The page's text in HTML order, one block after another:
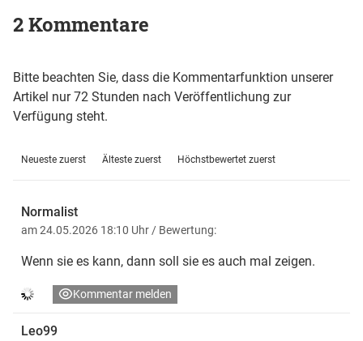
2 Kommentare
Bitte beachten Sie, dass die Kommentarfunktion unserer
Artikel nur 72 Stunden nach Veröffentlichung zur
Verfügung steht.
Neueste zuerst Älteste zuerst Höchstbewertet zuerst
Normalist
am 24.05.2026 18:10 Uhr / Bewertung:
Wenn sie es kann, dann soll sie es auch mal zeigen.
Kommentar melden
Leo99